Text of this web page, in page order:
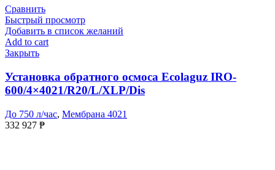
Сравнить
Быстрый просмотр
Добавить в список желаний
Add to cart
Закрыть
Установка обратного осмоса Ecolaguz IRO-
600/4×4021/R20/L/XLP/Dis
До 750 л/час, Мембрана 4021
332 927 ₱